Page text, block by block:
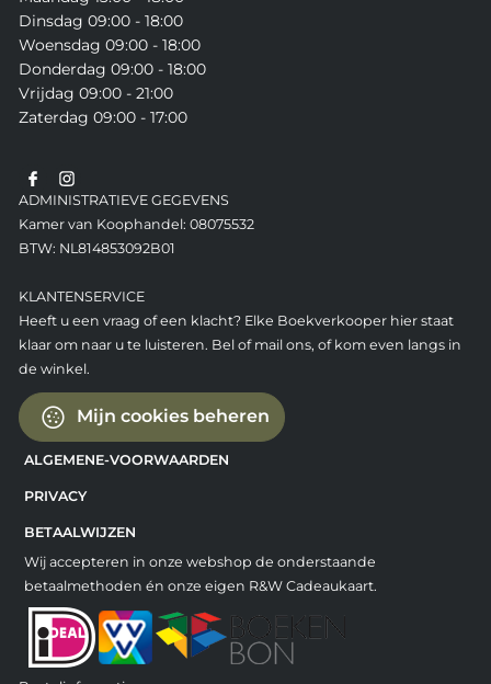
Dinsdag 09:00 - 18:00
Woensdag 09:00 - 18:00
Donderdag 09:00 - 18:00
Vrijdag 09:00 - 21:00
Zaterdag 09:00 - 17:00
ADMINISTRATIEVE GEGEVENS
Kamer van Koophandel: 08075532
BTW: NL814853092B01
KLANTENSERVICE
Heeft u een vraag of een klacht? Elke Boekverkooper hier staat
klaar om naar u te luisteren. Bel of mail ons, of kom even langs in
de winkel.
Mijn cookies beheren
ALGEMENE-VOORWAARDEN
PRIVACY
BETAALWIJZEN
Wij accepteren in onze webshop de onderstaande
betaalmethoden én onze eigen R&W Cadeaukaart.